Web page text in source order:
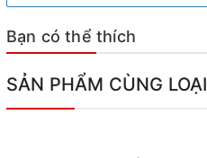
Bạn có thể thích
SẢN PHẨM CÙNG LOẠI